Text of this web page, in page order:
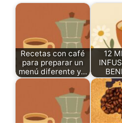
Recetas con café
para preparar un
menú diferente y…
12